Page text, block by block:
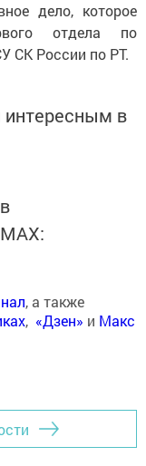
дело, которое
отдела по
СК России по РТ.
в
, а также
, «Дзен» и Макс